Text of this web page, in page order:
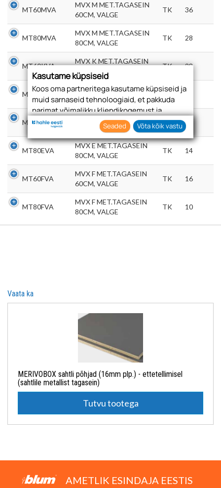
MT60MVA
MVX M MET.TAGASEIN
60CM, VALGE
TK 36
MT80MVA
MVX M MET.TAGASEIN
80CM, VALGE
TK 28
MT60KVA
MVX K MET.TAGASEIN
60CM, VALGE
TK 28
MT80KVA
MVX K MET.TAGASEIN
80CM, VALGE
TK 20
MT60EVA
MVX E MET.TAGASEIN
60CM, VALGE
TK 18
MT80EVA
MVX E MET.TAGASEIN
80CM, VALGE
TK 14
MT60FVA
MVX F MET.TAGASEIN
60CM, VALGE
TK 16
MT80FVA
MVX F MET.TAGASEIN
80CM, VALGE
TK 10
Vaata ka
MERIVOBOX sahtli põhjad (16mm plp.) - ettetellimisel
(sahtlile metallist tagasein)
Tutvu tootega
AMETLIK ESINDAJA EESTIS
Kasutame küpsiseid
Koos oma partneritega kasutame küpsiseid ja
muid sarnaseid tehnoloogiaid, et pakkuda
parimat võimalikku kliendikogemust ja
asjakohast reklaami.
Nõustudes lubate oma teabe kogumiseks ja
kasutamiseks kasutada küpsiseid ja
tehnoloogiaid. Samuti saate oma nõusoleku
anda, klõpsates menüüdes nuppu "Seaded".
Seaded Võta kõik vastu